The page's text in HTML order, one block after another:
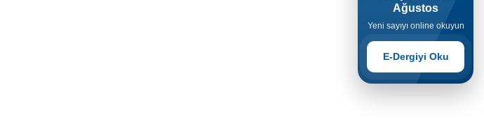
Ağustos
Yeni sayıyı online okuyun
E-Dergiyi Oku